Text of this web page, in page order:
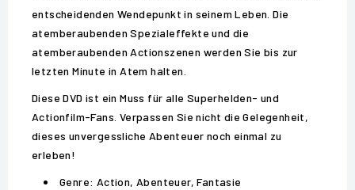
entscheidenden Wendepunkt in seinem Leben. Die
atemberaubenden Spezialeffekte und die
atemberaubenden Actionszenen werden Sie bis zur
letzten Minute in Atem halten.
Diese DVD ist ein Muss für alle Superhelden- und
Actionfilm-Fans. Verpassen Sie nicht die Gelegenheit,
dieses unvergessliche Abenteuer noch einmal zu
erleben!
Genre: Action, Abenteuer, Fantasie